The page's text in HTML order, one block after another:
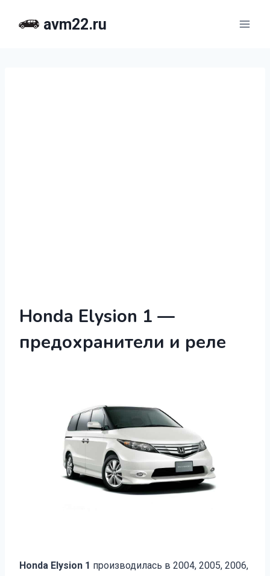
avm22.ru
Honda Elysion 1 —
предохранители и реле
Honda Elysion 1 производилась в 2004, 2005, 2006,